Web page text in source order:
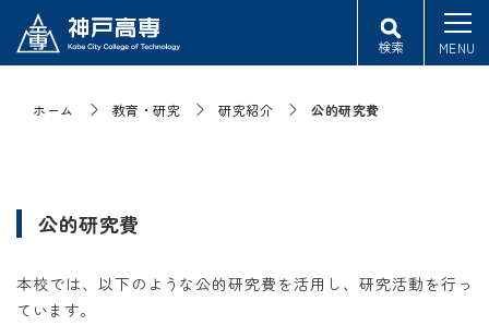
検索 MENU
ホーム 教育・研究 研究紹介 公的研究費
公的研究費
本校では、以下のような公的研究費を活用し、研究活動を行っ
ています。